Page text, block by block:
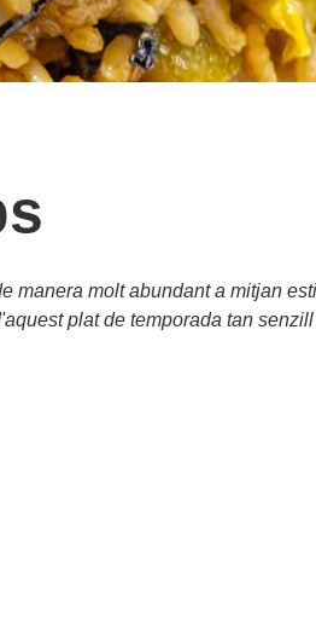
manera molt abundant a mitjan
plat de temporada tan